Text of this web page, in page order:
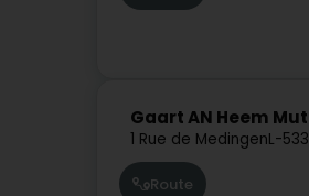
Gaart AN Heem
1 Rue de MedingenL-
Route